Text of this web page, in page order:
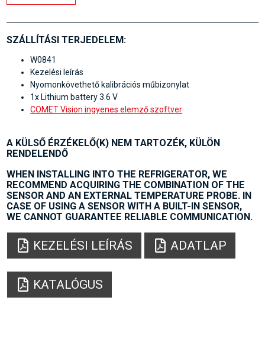
SZÁLLÍTÁSI TERJEDELEM:
W0841
Kezelési leírás
Nyomonkövethető kalibrációs műbizonylat
1x Lithium battery 3.6 V
COMET Vision ingyenes elemző szoftver
A KÜLSŐ ÉRZÉKELŐ(K) NEM TARTOZÉK, KÜLÖN
RENDELENDŐ
WHEN INSTALLING INTO THE REFRIGERATOR, WE
RECOMMEND ACQUIRING THE COMBINATION OF THE
SENSOR AND AN EXTERNAL TEMPERATURE PROBE. IN
CASE OF USING A SENSOR WITH A BUILT-IN SENSOR,
WE CANNOT GUARANTEE RELIABLE COMMUNICATION.
KEZELÉSI LEÍRÁS ADATLAP
KATALÓGUS